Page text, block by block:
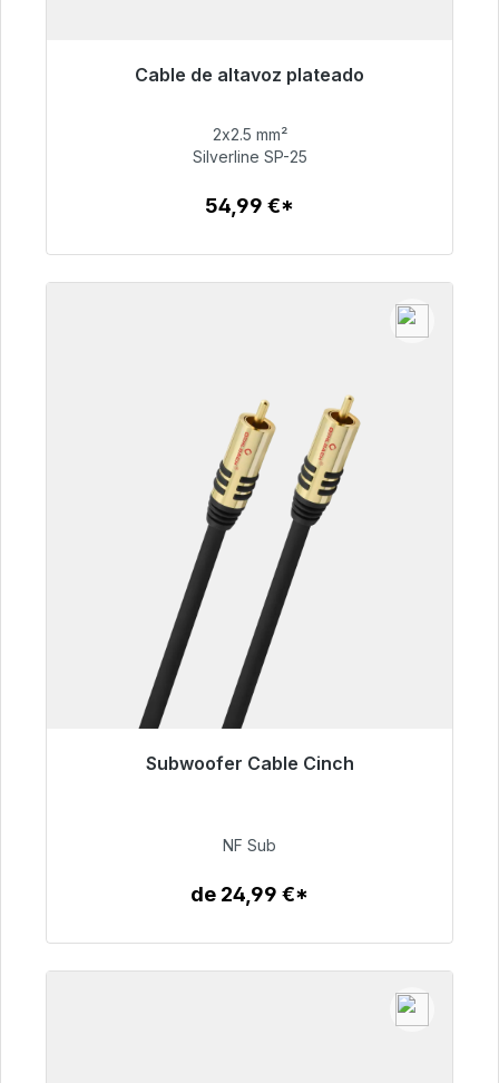
Cable de altavoz plateado
Listo para envío inmediato, plazo de entrega
54,99 €
2x2.5 mm²
Silverline SP-25
54,99 €*
Subwoofer Cable Cinch
Listo para envío inmediato, plazo de entrega
63,99 €
NF Sub
de 24,99 €*